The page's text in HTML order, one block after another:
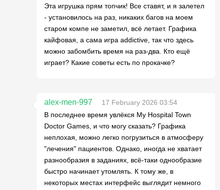
Эта игрушка прям топчик! Все ставят, и я залетел
- установилось на раз, никаких багов на моем
старом компе не заметил, всё летает. Графика
кайфовая, а сама игра addictive, так что здесь
можно забомбить время на раз-два. Кто ещё
играет? Какие советы есть по прокачке?
alex-men-997
17 February 2026 03:54
В последнее время увлёкся My Hospital Town
Doctor Games, и что могу сказать? Графика
неплохая, можно легко погрузиться в атмосферу
"лечения" пациентов. Однако, иногда не хватает
разнообразия в заданиях, всё-таки однообразие
быстро начинает утомлять. К тому же, в
некоторых местах интерфейс выглядит немного